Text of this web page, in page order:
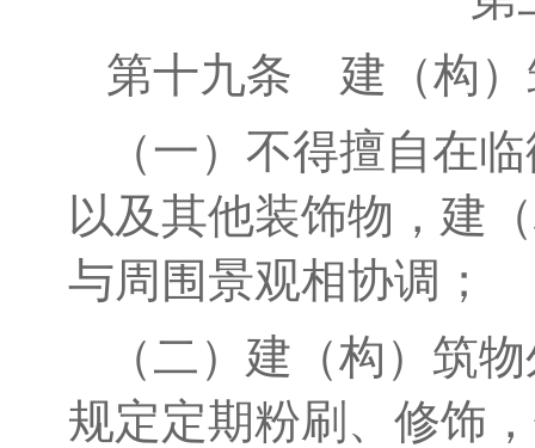
第十九条 建（构
（一）不得擅自在
以及其他装饰物，建
与周围景观相协调；
（二）建（构）筑
规定定期粉刷、修饰